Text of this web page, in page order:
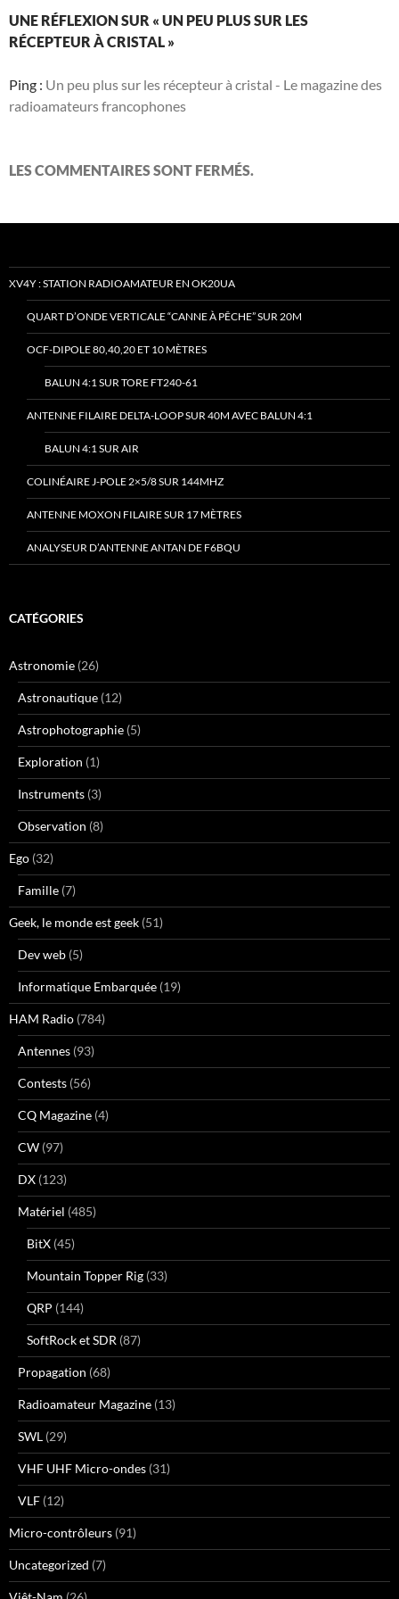
UNE RÉFLEXION SUR « UN PEU PLUS SUR LES
RÉCEPTEUR À CRISTAL »
Ping : Un peu plus sur les récepteur à cristal - Le magazine des
radioamateurs francophones
LES COMMENTAIRES SONT FERMÉS.
XV4Y : STATION RADIOAMATEUR EN OK20UA
QUART D’ONDE VERTICALE “CANNE À PÊCHE” SUR 20M
OCF-DIPOLE 80,40,20 ET 10 MÈTRES
BALUN 4:1 SUR TORE FT240-61
ANTENNE FILAIRE DELTA-LOOP SUR 40M AVEC BALUN 4:1
BALUN 4:1 SUR AIR
COLINÉAIRE J-POLE 2×5/8 SUR 144MHZ
ANTENNE MOXON FILAIRE SUR 17 MÈTRES
ANALYSEUR D’ANTENNE ANTAN DE F6BQU
CATÉGORIES
Astronomie (26)
Astronautique (12)
Astrophotographie (5)
Exploration (1)
Instruments (3)
Observation (8)
Ego (32)
Famille (7)
Geek, le monde est geek (51)
Dev web (5)
Informatique Embarquée (19)
HAM Radio (784)
Antennes (93)
Contests (56)
CQ Magazine (4)
CW (97)
DX (123)
Matériel (485)
BitX (45)
Mountain Topper Rig (33)
QRP (144)
SoftRock et SDR (87)
Propagation (68)
Radioamateur Magazine (13)
SWL (29)
VHF UHF Micro-ondes (31)
VLF (12)
Micro-contrôleurs (91)
Uncategorized (7)